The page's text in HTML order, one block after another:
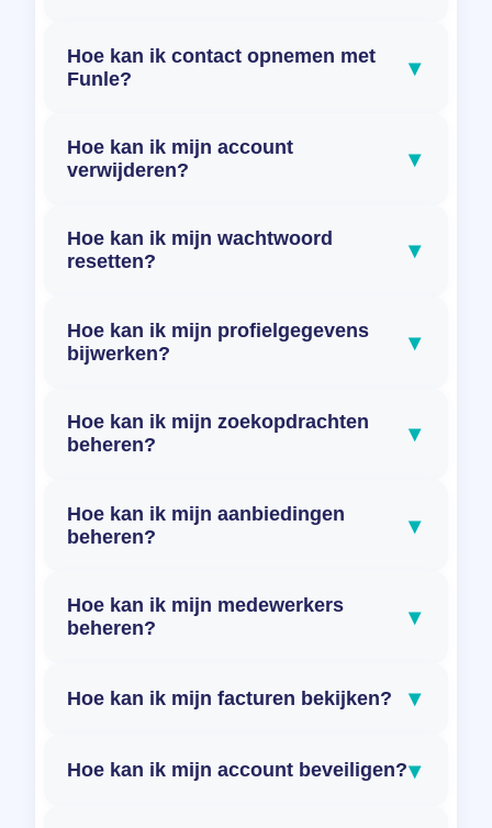
Hoe kan ik contact opnemen met
Funle?
▾
Hoe kan ik mijn account
verwijderen?
▾
Hoe kan ik mijn wachtwoord
resetten?
▾
Hoe kan ik mijn profielgegevens
bijwerken?
▾
Hoe kan ik mijn zoekopdrachten
beheren?
▾
Hoe kan ik mijn aanbiedingen
beheren?
▾
Hoe kan ik mijn medewerkers
beheren?
▾
Hoe kan ik mijn facturen bekijken? ▾
Hoe kan ik mijn account beveiligen?▾